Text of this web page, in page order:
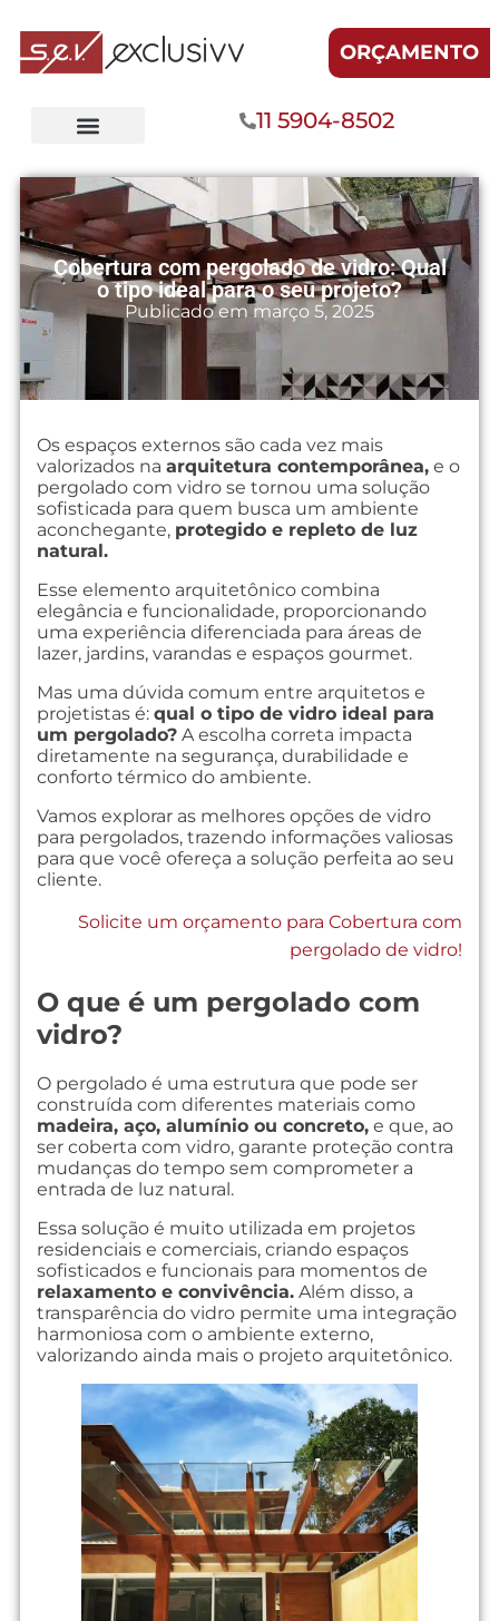
ORÇAMENTO
11 5904-8502
Cobertura com pergolado de vidro: Qual
o tipo ideal para o seu projeto?
Publicado em março 5, 2025
Os espaços externos são cada vez mais
valorizados na arquitetura contemporânea, e o
pergolado com vidro se tornou uma solução
sofisticada para quem busca um ambiente
aconchegante, protegido e repleto de luz
natural.
Esse elemento arquitetônico combina
elegância e funcionalidade, proporcionando
uma experiência diferenciada para áreas de
lazer, jardins, varandas e espaços gourmet.
Mas uma dúvida comum entre arquitetos e
projetistas é: qual o tipo de vidro ideal para
um pergolado? A escolha correta impacta
diretamente na segurança, durabilidade e
conforto térmico do ambiente.
Vamos explorar as melhores opções de vidro
para pergolados, trazendo informações valiosas
para que você ofereça a solução perfeita ao seu
cliente.
Solicite um orçamento para Cobertura com
pergolado de vidro!
O que é um pergolado com
vidro?
O pergolado é uma estrutura que pode ser
construída com diferentes materiais como
madeira, aço, alumínio ou concreto, e que, ao
ser coberta com vidro, garante proteção contra
mudanças do tempo sem comprometer a
entrada de luz natural.
Essa solução é muito utilizada em projetos
residenciais e comerciais, criando espaços
sofisticados e funcionais para momentos de
relaxamento e convivência. Além disso, a
transparência do vidro permite uma integração
harmoniosa com o ambiente externo,
valorizando ainda mais o projeto arquitetônico.